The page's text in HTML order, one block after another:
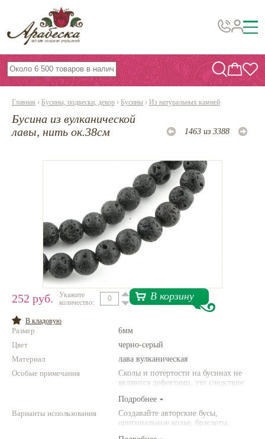
Бусины, подвески, декор
Бисер
Фурнитура
Инструменты и материалы
Эпоксидная смола
Шнуры, ленты, нитки
По темам и сезонам
Бисер TOHO
Нетемнеющая фурнитура
Всё для вышивки
Проволока
Натуральные камни
Каталог
Фотофорум
Главная › Бусины, подвески, декор › Бусины › Из натуральных камней
Бусина из вулканической
лавы, нить ок.38см
1463 из 3388
252 руб.
Укажите
количество:
В корзину
В кладовую
Размер
6мм
Цвет
черно-серый
Материал
лава вулканическая
Особые примечания
Сколы и потертости на бусинах не
являются дефектами, это следствие
природного материала. Цвет и
размер товара может отличаться от
представленных на фото.
Подробнее
Варианты использования
Создавайте авторские бусы,
оригинальные колье, браслеты,